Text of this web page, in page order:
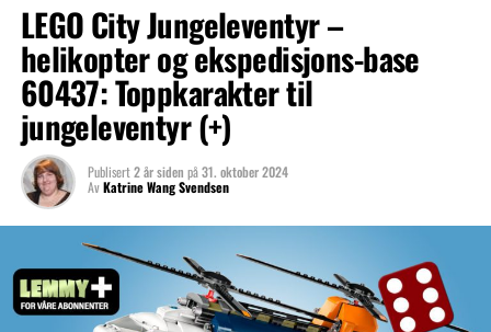
LEGO City Jungeleventyr –
helikopter og ekspedisjons-base
60437: Toppkarakter til
jungeleventyr (+)
Publisert2 år siden på31. oktober 2024
AvKatrine Wang Svendsen